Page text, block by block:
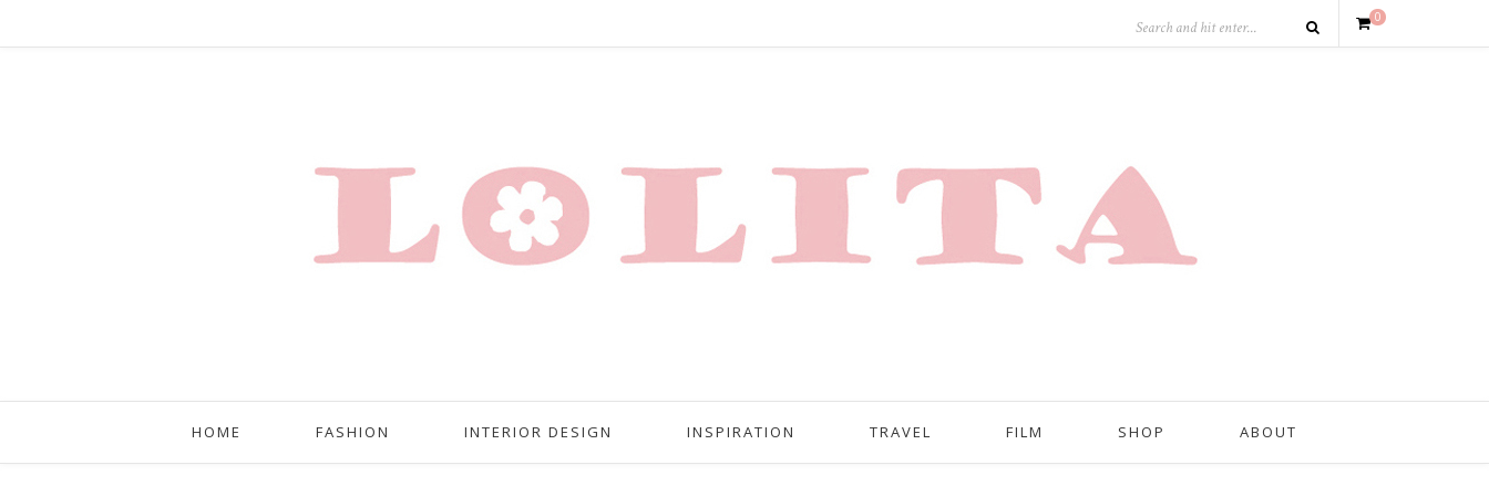
0
HOME FASHION INTERIOR DESIGN INSPIRATION TRAVEL FILM SHOP ABOUT